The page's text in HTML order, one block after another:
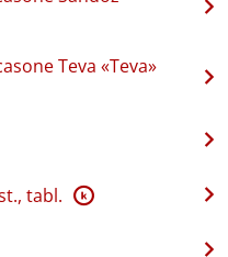
Teva «Teva»
tabl. K